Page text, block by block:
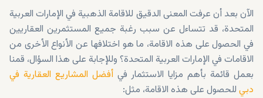
الآن بعد أن عرفت المعنى الدقيق للاقامة الذهبية في الإمارات العربية
المتحدة، قد تتساءل عن سبب رغبة جميع المستثمرين العقاريين
في الحصول على هذه الاقامة، ما هو اختلافها عن الأنواع الأخرى من
الاقامات في الإمارات العربية المتحدة؟ وللإجابة على هذا السؤال، قمنا
بعمل قائمة بأهم مزايا الاستثمار فيأفضل المشاريع العقارية في
دبي للحصول على هذه الاقامة، مثل: